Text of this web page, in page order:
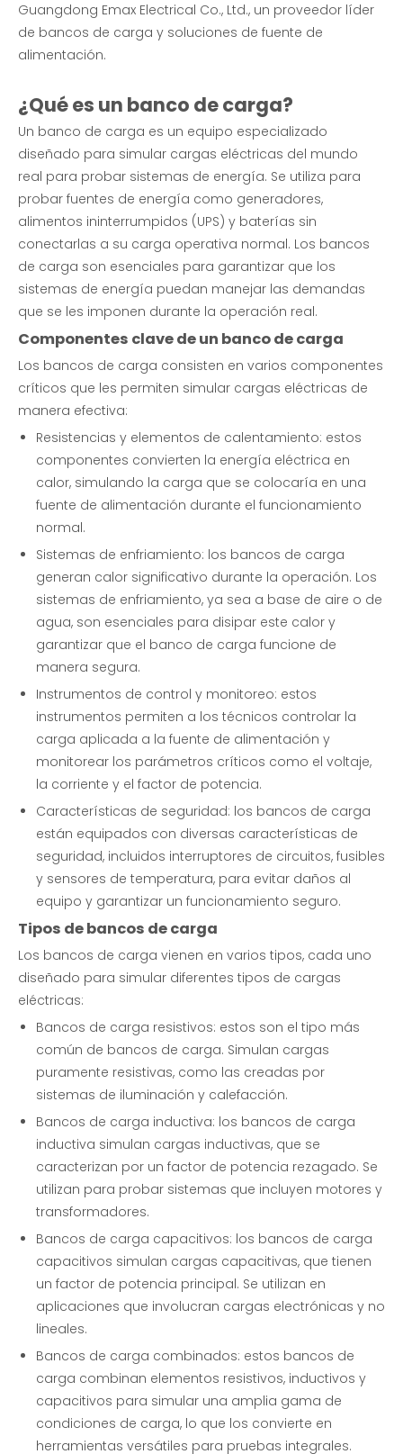
Guangdong Emax Electrical Co., Ltd., un proveedor líder
de bancos de carga y soluciones de fuente de
alimentación.
¿Qué es un banco de carga?
Un banco de carga es un equipo especializado
diseñado para simular cargas eléctricas del mundo
real para probar sistemas de energía. Se utiliza para
probar fuentes de energía como generadores,
alimentos ininterrumpidos (UPS) y baterías sin
conectarlas a su carga operativa normal. Los bancos
de carga son esenciales para garantizar que los
sistemas de energía puedan manejar las demandas
que se les imponen durante la operación real.
Componentes clave de un banco de carga
Los bancos de carga consisten en varios componentes
críticos que les permiten simular cargas eléctricas de
manera efectiva:
Resistencias y elementos de calentamiento: estos
componentes convierten la energía eléctrica en
calor, simulando la carga que se colocaría en una
fuente de alimentación durante el funcionamiento
normal.
Sistemas de enfriamiento: los bancos de carga
generan calor significativo durante la operación. Los
sistemas de enfriamiento, ya sea a base de aire o de
agua, son esenciales para disipar este calor y
garantizar que el banco de carga funcione de
manera segura.
Instrumentos de control y monitoreo: estos
instrumentos permiten a los técnicos controlar la
carga aplicada a la fuente de alimentación y
monitorear los parámetros críticos como el voltaje,
la corriente y el factor de potencia.
Características de seguridad: los bancos de carga
están equipados con diversas características de
seguridad, incluidos interruptores de circuitos, fusibles
y sensores de temperatura, para evitar daños al
equipo y garantizar un funcionamiento seguro.
Tipos de bancos de carga
Los bancos de carga vienen en varios tipos, cada uno
diseñado para simular diferentes tipos de cargas
eléctricas:
Bancos de carga resistivos: estos son el tipo más
común de bancos de carga. Simulan cargas
puramente resistivas, como las creadas por
sistemas de iluminación y calefacción.
Bancos de carga inductiva: los bancos de carga
inductiva simulan cargas inductivas, que se
caracterizan por un factor de potencia rezagado. Se
utilizan para probar sistemas que incluyen motores y
transformadores.
Bancos de carga capacitivos: los bancos de carga
capacitivos simulan cargas capacitivas, que tienen
un factor de potencia principal. Se utilizan en
aplicaciones que involucran cargas electrónicas y no
lineales.
Bancos de carga combinados: estos bancos de
carga combinan elementos resistivos, inductivos y
capacitivos para simular una amplia gama de
condiciones de carga, lo que los convierte en
herramientas versátiles para pruebas integrales.